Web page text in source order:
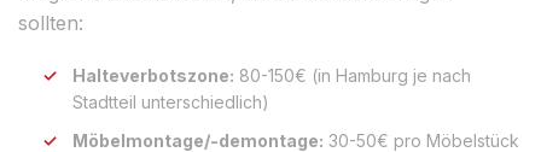
sollten:
Halteverbotszone: 80-150€ (in Hamburg je nach
Stadtteil unterschiedlich)
Möbelmontage/-demontage: 30-50€ pro Möbelstück